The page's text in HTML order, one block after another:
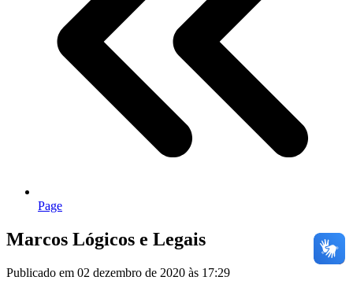
Page
Marcos Lógicos e Legais
Publicado em 02 dezembro de 2020 às 17:29